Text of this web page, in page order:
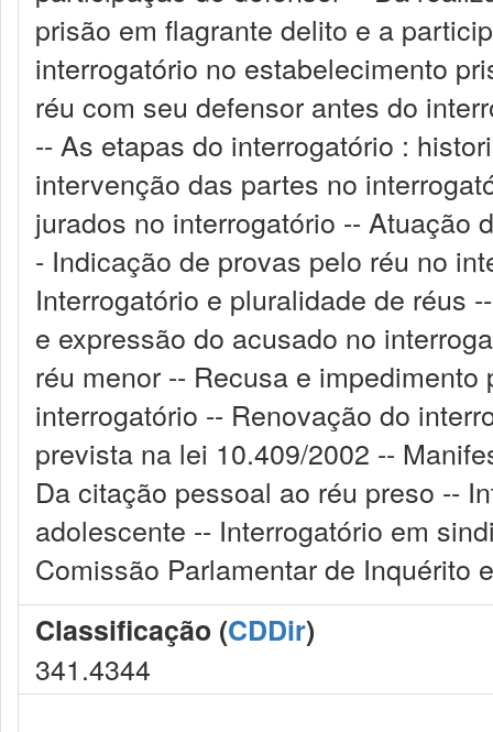
prisão em flagrante delito e a
interrogatório no estabelecimento
réu com seu defensor antes do
-- As etapas do interrogatório :
intervenção das partes no
jurados no interrogatório -- Atuação
- Indicação de provas pelo réu no
Interrogatório e pluralidade de réus
e expressão do acusado no
réu menor -- Recusa e
interrogatório -- Renovação do
prevista na lei 10.409/2002 --
Da citação pessoal ao réu preso --
adolescente -- Interrogatório em
Comissão Parlamentar de Inquérito
Classificação (CDDir)
341.4344